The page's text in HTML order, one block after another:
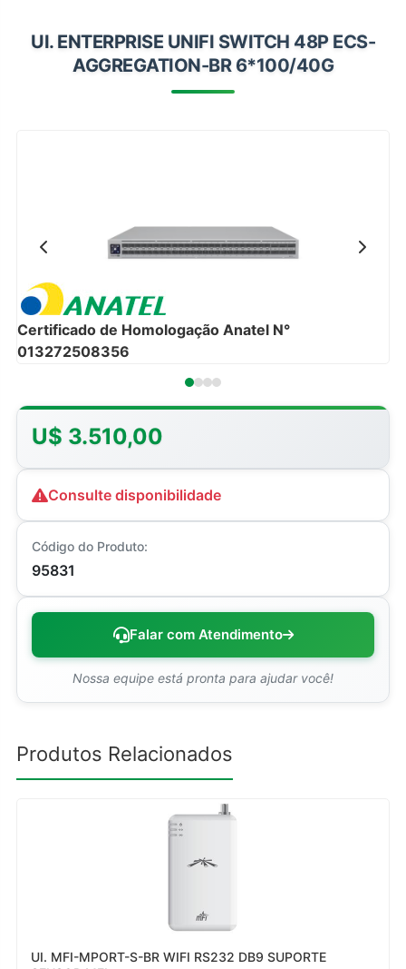
Onu Epon
Onu-Gpon-Gpon
Vga
Voip
Ferramentas-Tools
UI. ENTERPRISE UNIFI SWITCH 48P ECS-
AGGREGATION-BR 6*100/40G
Certificado de Homologação Anatel N°
013272508356
U$ 3.510,00
Consulte disponibilidade
Código do Produto:
95831
Falar com Atendimento
Nossa equipe está pronta para ajudar você!
Produtos Relacionados
UI. MFI-MPORT-S-BR WIFI RS232 DB9 SUPORTE